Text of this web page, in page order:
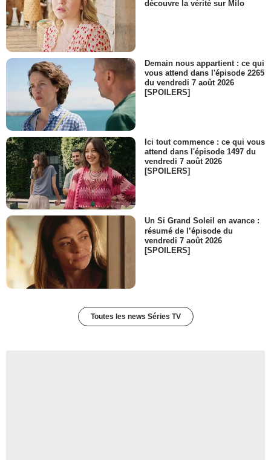
découvre la vérité sur Milo
Demain nous appartient : ce qui
vous attend dans l'épisode 2265
du vendredi 7 août 2026
[SPOILERS]
Ici tout commence : ce qui vous
attend dans l'épisode 1497 du
vendredi 7 août 2026
[SPOILERS]
Un Si Grand Soleil en avance :
résumé de l’épisode du
vendredi 7 août 2026
[SPOILERS]
Toutes les news Séries TV